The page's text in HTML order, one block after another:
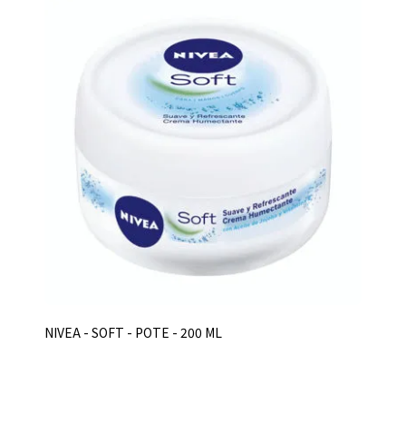
NIVEA - SOFT - POTE - 200 ML